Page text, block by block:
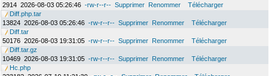
2914 2026-08-03 05:26:46 -rw-r--r-- Supprimer Renommer
Télécharger
Diff.php.tar
13824 2026-08-03 05:26:46 -rw-r--r-- Supprimer Renommer
Télécharger
Diff.tar
50176 2026-08-03 19:31:05 -rw-r--r-- Supprimer Renommer
Télécharger
Diff.tar.gz
10469 2026-08-03 19:31:05 -rw-r--r-- Supprimer Renommer
Télécharger
Hc.php